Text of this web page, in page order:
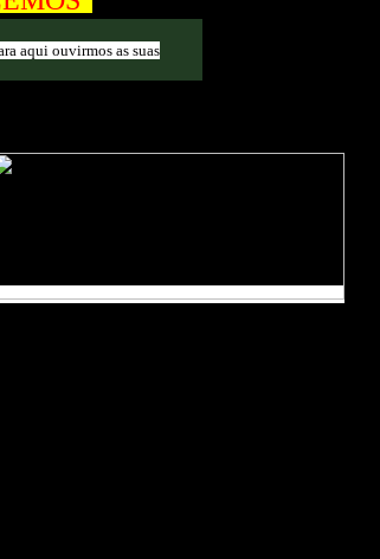
aqui ouvirmos as suas